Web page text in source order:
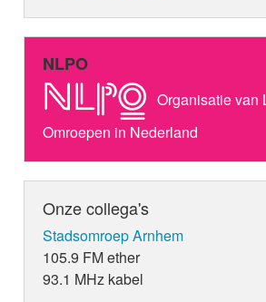
NLPO
Organisatie van
Omroepen in Nederland
Onze collega's
Stadsomroep Arnhem
105.9 FM ether
93.1 MHz kabel